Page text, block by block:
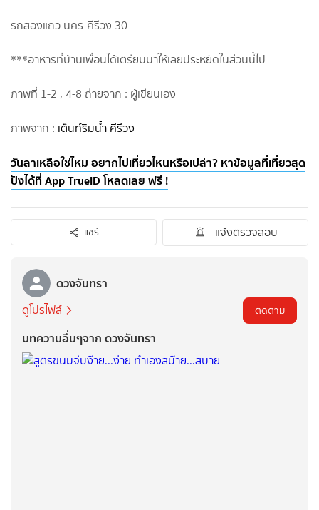
รถสองแถว นคร-คีรีวง 30
***อาหารที่บ้านเพื่อนได้เตรียมมาให้เลยประหยัดในส่วนนี้ไป
ภาพที่ 1-2 , 4-8 ถ่ายจาก : ผู้เขียนเอง
ภาพจาก : เต็นท์ริมน้ำ คีรีวง
วันลาเหลือใช่ไหม อยากไปเที่ยวไหนหรือเปล่า? หาข้อมูลที่เที่ยวสุด
ปังได้ที่ App TrueID โหลดเลย ฟรี !
แชร์ แจ้งตรวจสอบ
ดวงจันทรา
ดูโปรไฟล์ ติดตาม
บทความอื่นๆจาก ดวงจันทรา